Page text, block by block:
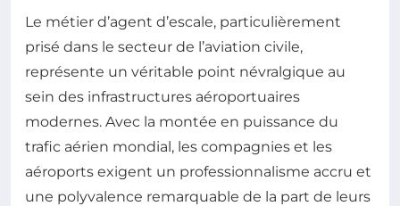
Le métier d’agent d’escale, particulièrement
prisé dans le secteur de l’aviation civile,
représente un véritable point névralgique au
sein des infrastructures aéroportuaires
modernes. Avec la montée en puissance du
trafic aérien mondial, les compagnies et les
aéroports exigent un professionnalisme accru et
une polyvalence remarquable de la part de leurs